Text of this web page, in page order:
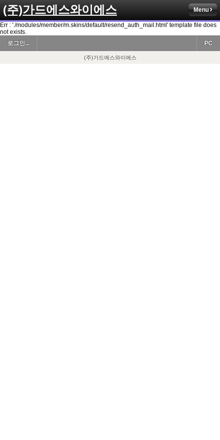
(주)가드에스와이에스 Menu
Err : './modules/member/m.skins/default/resend_auth_mail.html' template file does
not exists.
로그인...
PC
(주)가드에스와이에스